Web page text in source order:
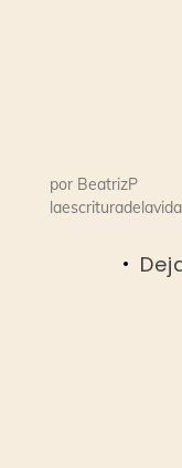
por BeatrizP